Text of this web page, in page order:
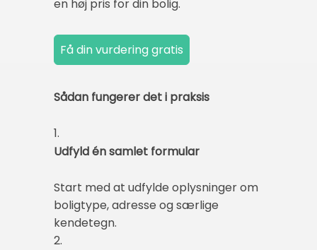
en høj pris for din bolig.
Sådan fungerer det i praksis
1.
Udfyld én samlet formular
Start med at udfylde oplysninger om
boligtype, adresse og særlige
kendetegn.
2.